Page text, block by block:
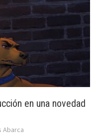
en una novedad
Abarca